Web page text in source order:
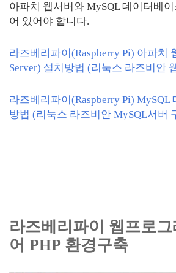
아파치 웹서버와 MySQL 데이터베
어 있어야 합니다.
라즈베리파이(Raspberry Pi) 아파치
Server) 설치방법 (리눅스 라즈비안
라즈베리파이(Raspberry Pi) MySQL
방법 (리눅스 라즈비안 MySQL서버
라즈베리파이 웹프로그
어 PHP 환경구축